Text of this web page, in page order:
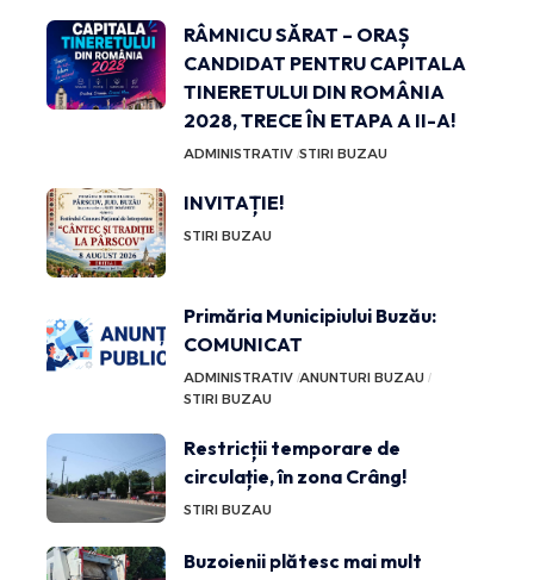
RÂMNICU SĂRAT – ORAȘ
CANDIDAT PENTRU CAPITALA
TINERETULUI DIN ROMÂNIA
2028, TRECE ÎN ETAPA A II-A!
ADMINISTRATIV STIRI BUZAU
INVITAȚIE!
STIRI BUZAU
Primăria Municipiului Buzău:
COMUNICAT
ADMINISTRATIV ANUNTURI BUZAU
STIRI BUZAU
Restricții temporare de
circulație, în zona Crâng!
STIRI BUZAU
Buzoienii plătesc mai mult